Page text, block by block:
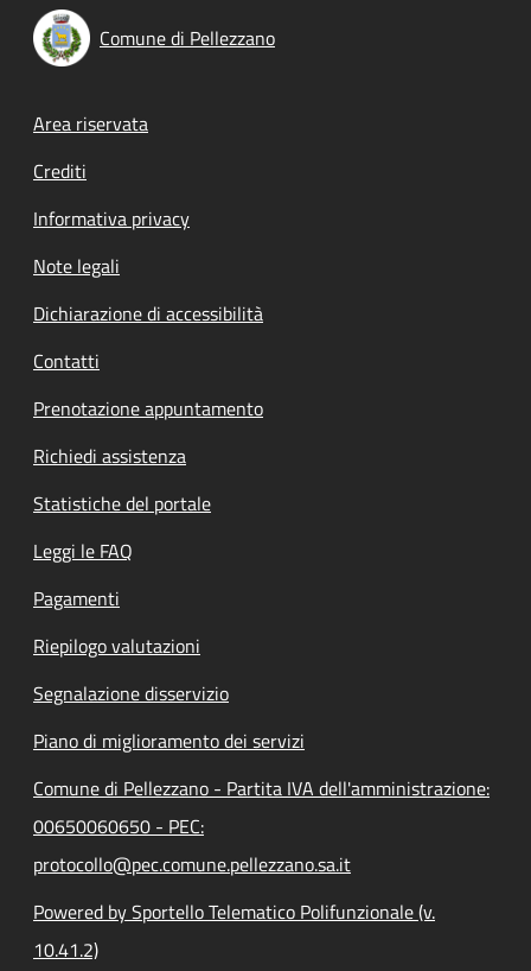
Comune di Pellezzano
Footer menu
Area riservata
Crediti
Informativa privacy
Note legali
Dichiarazione di accessibilità
Contatti
Prenotazione appuntamento
Richiedi assistenza
Statistiche del portale
Leggi le FAQ
Pagamenti
Riepilogo valutazioni
Segnalazione disservizio
Piano di miglioramento dei servizi
Comune di Pellezzano - Partita IVA dell'amministrazione:
00650060650 - PEC:
protocollo@pec.comune.pellezzano.sa.it
Powered by Sportello Telematico Polifunzionale (v.
10.41.2)